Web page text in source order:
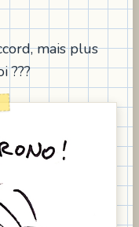
mais plus
???